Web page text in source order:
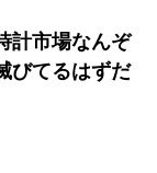
計市場なんぞ
びてるはずだ